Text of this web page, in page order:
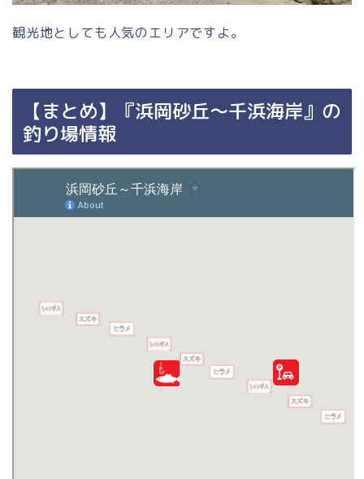
観光地としても人気のエリアですよ。
【まとめ】『浜岡砂丘～千浜海岸』の
釣り場情報